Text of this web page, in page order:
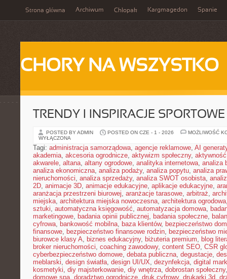
Strona główna Archiwum Chłopak Kargmagedon Spanie
CHORY NA WSZYSTKO
TRENDY I INSPIRACJE SPORTOWE
POSTED BY ADMIN POSTED ON CZE - 1 - 2026
MOŻLIWOŚĆ
WYŁĄCZONA
Tagi: administracja samorządowa, agencje reklamowe, AI
akademia, akcesoria ogrodnicze, aktywizm społeczny,
akwarele, altana, altany ogrodowe, analityka internetowa, analiza
analiza ekonomiczna, analiza podaży, analiza popytu, analiza
nieruchomości, analiza sprzedaży, analiza SWOT osobista,
2D, animacje 3D, animacje edukacyjne, aplikacje edukacyjne,
aranżacja przestrzeni biurowej, aranżacje tarasowe, arbitraż,
miejska, architektura miejska nowoczesna, architektura ogrodowa
sztuki, automatyczna księgowość, automatyzacja domowa,
marketingowe, badania opinii publicznej, badania społeczne,
cyfrowa, bankowość mobilna, baza klientów, bezpieczeństwo
finansowe, bezpieczeństwo finansowe rodzin, bezpieczeństwo
biurowce klasy A, biznes edukacyjny, biżuteria premium, blog
broker nieruchomości, coaching zawodowy, content SEO, CSR
cyberbezpieczeństwo domowe, debata publiczna, degustacje,
meblarski, design światła, design UI/UX, dezynfekcja, digital
kosmetyki, diy majsterkowanie, diy wnętrza, dobrostan społeczny
domowe spa, doradztwo ogrodnicze, druk cyfrowy, drukarki 3d,